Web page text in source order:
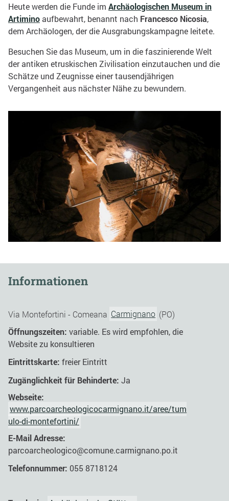
Heute werden die Funde im Archäologischen Museum in
Artiminoaufbewahrt, benannt nach Francesco Nicosia,
dem Archäologen, der die Ausgrabungskampagne leitete.
Besuchen Sie das Museum, um in die faszinierende Welt
der antiken etruskischen Zivilisation einzutauchen und die
Schätze und Zeugnisse einer tausendjährigen
Vergangenheit aus nächster Nähe zu bewundern.
Informationen
Via Montefortini - Comeana Carmignano (PO)
Ӧffnungszeiten: variable. Es wird empfohlen, die
Website zu konsultieren
Eintrittskarte: freier Eintritt
Zugänglichkeit für Behinderte: Ja
Webseite:
www.parcoarcheologicocarmignano.it/aree/tum
ulo-di-montefortini/
E-Mail Adresse:
parcoarcheologico@comune.carmignano.po.it
Telefonnummer: 055 8718124